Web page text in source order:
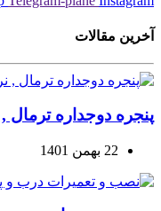
آخرین مقالات
پنجره دوجداره
22 بهمن 1401